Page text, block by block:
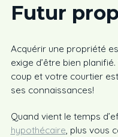
Futur
Acquérir une propriété
exige d’être bien
coup et votre courtier
ses connaissances!
Quand vient le temps
hypothécaire, plus vous